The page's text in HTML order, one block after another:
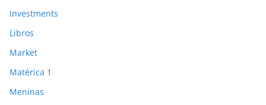
Investments
Libros
Market
Matérica 1
Meninas